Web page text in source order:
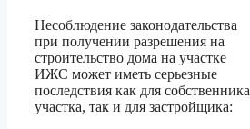
Несоблюдение законодательства
при получении разрешения на
строительство дома на участке
ИЖС может иметь серьезные
последствия как для собственника
участка, так и для застройщика: